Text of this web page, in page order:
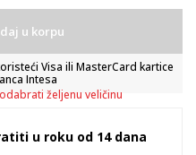
u korpu
Visa ili MasterCard kartice
Intesa
željenu veličinu
u roku od 14 dana